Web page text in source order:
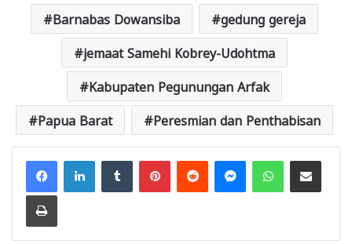
Barnabas Dowansiba gedung gereja
jemaat Samehi Kobrey-Udohtma
Kabupaten Pegunungan Arfak
Papua Barat Peresmian dan Penthabisan
FacebookLinkedInTumblr PinterestReddit MessengerWhatsAppShare via Email
Print